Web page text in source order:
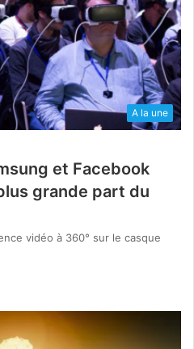
A la une
et Facebook
grande part du
vidéo à 360° sur le casque